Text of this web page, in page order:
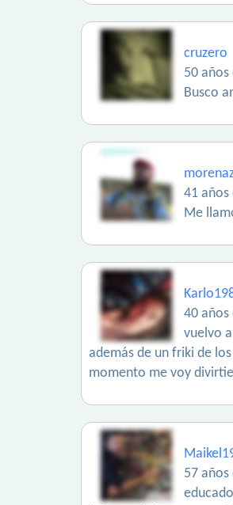
cruzero
50 años
Busco
41 años
Me
40 años
vuelvo
además de un friki de
momento me voy
57 años